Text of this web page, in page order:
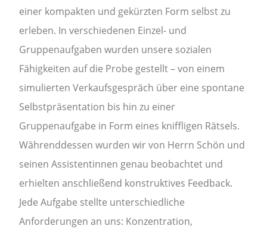
einer kompakten und gekürzten Form selbst zu
erleben. In verschiedenen Einzel- und
Gruppenaufgaben wurden unsere sozialen
Fähigkeiten auf die Probe gestellt – von einem
simulierten Verkaufsgespräch über eine spontane
Selbstpräsentation bis hin zu einer
Gruppenaufgabe in Form eines kniffligen Rätsels.
Währenddessen wurden wir von Herrn Schön und
seinen Assistentinnen genau beobachtet und
erhielten anschließend konstruktives Feedback.
Jede Aufgabe stellte unterschiedliche
Anforderungen an uns: Konzentration,